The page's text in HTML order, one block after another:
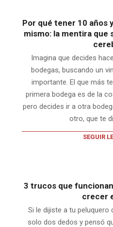
Por qué tener 10 años
mismo: la mentira que
Imagina que decides
bodegas, buscando un
importante. El que más
primera bodega es de la
pero decides ir a otra
otro, que te
SEGUIR
3 trucos que
crecer
Si le dijiste a tu
solo dos dedos y pensó